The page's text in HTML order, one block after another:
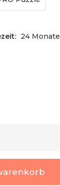
24 Monate